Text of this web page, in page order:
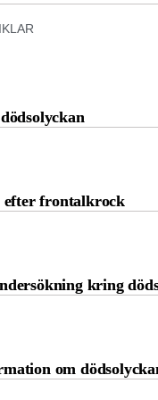
frontalkrock
kring
om